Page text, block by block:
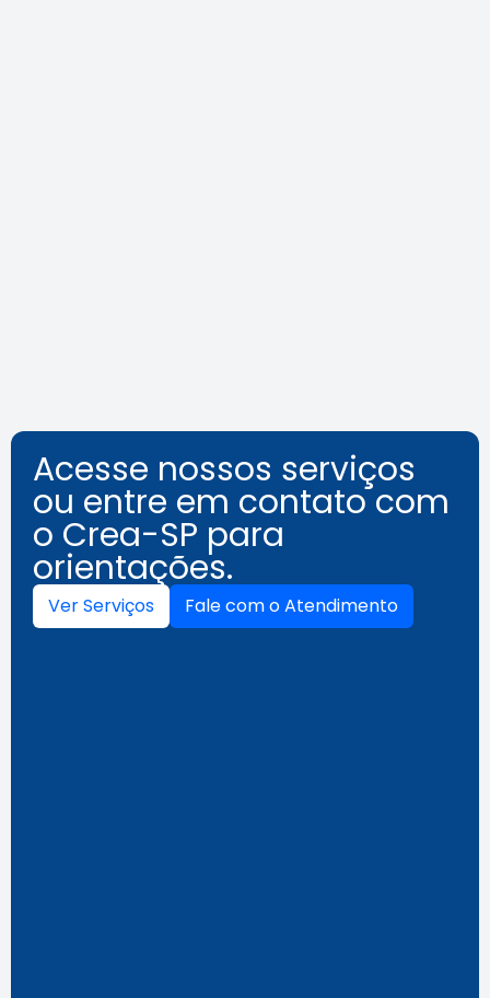
Acesse nossos serviços
ou entre em contato com
o Crea-SP para
orientações.
Ver Serviços Fale com o Atendimento